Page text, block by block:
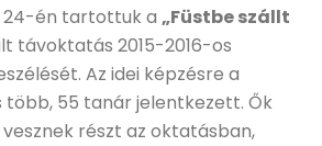
24-én tartottuk a „Füstbe szállt
távoktatás 2015-2016-os
Az idei képzésre a
több, 55 tanár jelentkezett. Ők
vesznek részt az oktatásban,